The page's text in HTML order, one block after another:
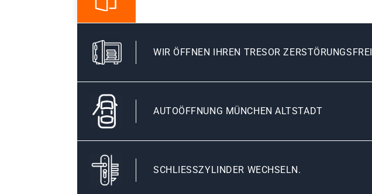
WIR ÖFFNEN IHREN TRESOR ZERSTÖRUNGSFREI
AUTOÖFFNUNG MÜNCHEN ALTSTADT
SCHLIESSZYLINDER WECHSELN.